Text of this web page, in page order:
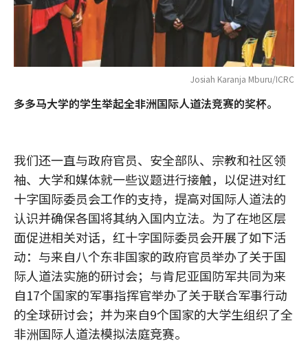
Josiah Karanja Mburu/ICRC
多多马大学的学生举起全非洲国际人道法竞赛的奖杯。
我们还一直与政府官员、安全部队、宗教和社区领
袖、大学和媒体就一些议题进行接触，以促进对红
十字国际委员会工作的支持，提高对国际人道法的
认识并确保各国将其纳入国内立法。为了在地区层
面促进相关对话，红十字国际委员会开展了如下活
动：与来自八个东非国家的政府官员举办了关于国
际人道法实施的研讨会；与肯尼亚国防军共同为来
自17个国家的军事指挥官举办了关于联合军事行动
的全球研讨会；并为来自9个国家的大学生组织了全
非洲国际人道法模拟法庭竞赛。